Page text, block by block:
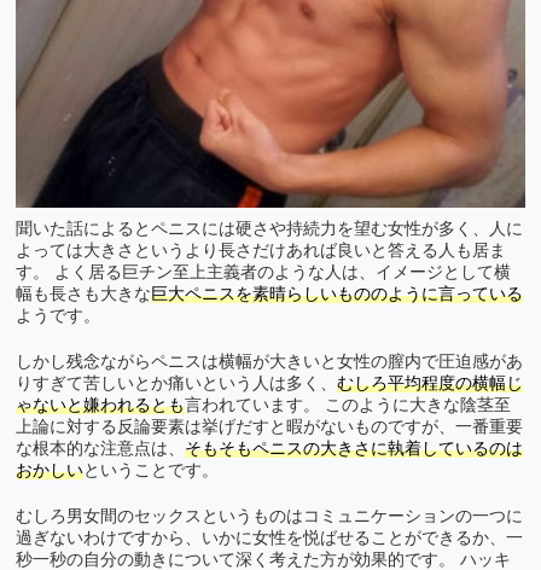
聞いた話によるとペニスには硬さや持続力を望む女性が多く、人に
よっては大きさというより長さだけあれば良いと答える人も居ま
す。 よく居る巨チン至上主義者のような人は、イメージとして横
幅も長さも大きな巨大ペニスを素晴らしいもののように言っている
ようです。
しかし残念ながらペニスは横幅が大きいと女性の膣内で圧迫感があ
りすぎて苦しいとか痛いという人は多く、 むしろ平均程度の横幅じ
ゃないと嫌われるとも言われています。 このように大きな陰茎至
上論に対する反論要素は挙げだすと暇がないものですが、一番重要
な根本的な注意点は、 そもそもペニスの大きさに執着しているのは
おかしいということです。
むしろ男女間のセックスというものはコミュニケーションの一つに
過ぎないわけですから、いかに女性を悦ばせることができるか、一
秒一秒の自分の動きについて深く考えた方が効果的です。 ハッキ